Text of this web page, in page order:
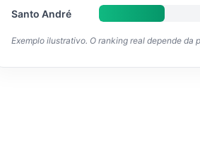
Santo André
Exemplo ilustrativo. O ranking real depende da